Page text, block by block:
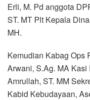
Erli, M. Pd anggota
ST. MT Plt Kepala
MH.
Kemudian Kabag Ops
Arwani, S.Ag. MA
Amrullah, ST. MM
Kabid Kebudayaan,